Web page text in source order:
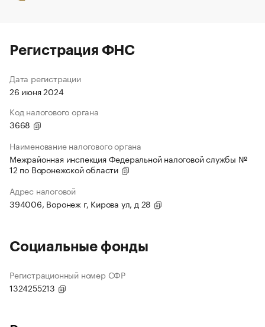
Регистрация ФНС
Дата регистрации
26 июня 2024
Код налогового органа
3668
Наименование налогового органа
Межрайонная инспекция Федеральной налоговой службы №
12 по Воронежской области
Адрес налоговой
394006, Воронеж г, Кирова ул, д 28
Социальные фонды
Регистрационный номер СФР
1324255213